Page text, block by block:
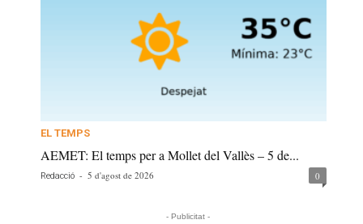
EL TEMPS
AEMET: El temps per a Mollet del Vallès – 5 de...
Redacció - 5 d'agost de 2026 0
- Publicitat -